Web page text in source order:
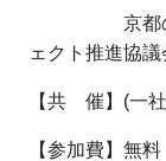
京都の未来
ェクト推進協議
【共 催】(一
【参加費】無料